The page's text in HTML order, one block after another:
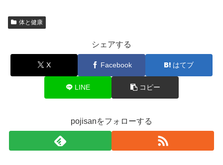
体と健康
シェアする
X Facebook はてブ
LINE コピー
pojisanをフォローする